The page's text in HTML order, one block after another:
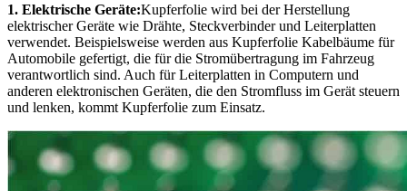
1. Elektrische Geräte:Kupferfolie wird bei der Herstellung
elektrischer Geräte wie Drähte, Steckverbinder und Leiterplatten
verwendet. Beispielsweise werden aus Kupferfolie Kabelbäume für
Automobile gefertigt, die für die Stromübertragung im Fahrzeug
verantwortlich sind. Auch für Leiterplatten in Computern und
anderen elektronischen Geräten, die den Stromfluss im Gerät steuern
und lenken, kommt Kupferfolie zum Einsatz.